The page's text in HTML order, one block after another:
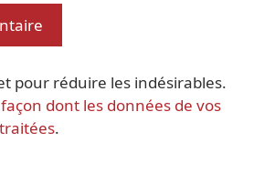
pour réduire les indésirables.
dont les données de vos
.